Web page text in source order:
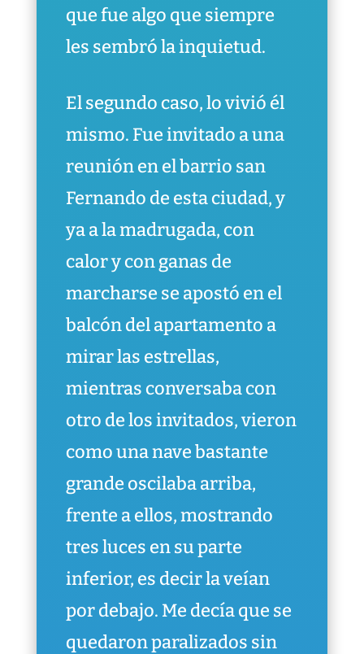
que fue algo que siempre
les sembró la inquietud.
El segundo caso, lo vivió él
mismo. Fue invitado a una
reunión en el barrio san
Fernando de esta ciudad, y
ya a la madrugada, con
calor y con ganas de
marcharse se apostó en el
balcón del apartamento a
mirar las estrellas,
mientras conversaba con
otro de los invitados, vieron
como una nave bastante
grande oscilaba arriba,
frente a ellos, mostrando
tres luces en su parte
inferior, es decir la veían
por debajo. Me decía que se
quedaron paralizados sin